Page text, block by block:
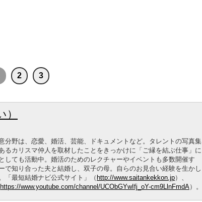
2 3
分野は、恋愛、婚活、芸能、ドキュメントなど。タレントの写真集
るカリスマ仲人を取材したことをきっかけに「ご縁を結ぶ仕事」に
しても活動中。婚活のためのレクチャーやイベントも多数開催す
で知り合った夫と結婚し、双子の母。自らのお見合い経験を生かし
「最短結婚ナビ公式サイト」（ http://www.saitankekkon.jp）、
https://www.youtube.com/channel/UCObGYwIfj_oY-cm9LlnFmdA）。